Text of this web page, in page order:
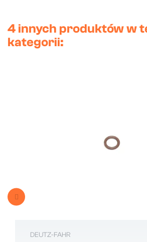
4 innych produktów w
kategorii:
DEUTZ-FAHR